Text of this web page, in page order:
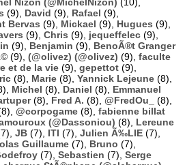
(9), David (9), Rafael (9),
Bervas (9), Mickael (9), Hugues (9),
(9), Chris (9), jequeffelec (9),
(9), Benjamin (9), BenoÃ®t Granger
(9), (@olivez) (@olivez) (9), faculte
et de la vie (9), gepettot (9),
(8), Marie (8), Yannick Lejeune (8),
Michel (8), Daniel (8), Emmanuel
(8), Fred A. (8), @FredOu_
(8),
@corpogame (8), fabienne billat
(@Dassoniou) (8), Lereune
JB (7), ITI (7), Julien Ã‰LIE (7),
Guillaume (7), Bruno (7),
(7), Sebastien (7), Serge